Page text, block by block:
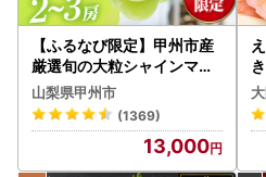
【ふるなび限定】甲州市産
厳選旬の大粒シャインマス
カット 約1.3kg 2～3房【2
026年発送】（MG）B12-
472 FN-Limited-VO シャ
インマスカット フルーツ
山梨県甲州市
(1369)
13,000